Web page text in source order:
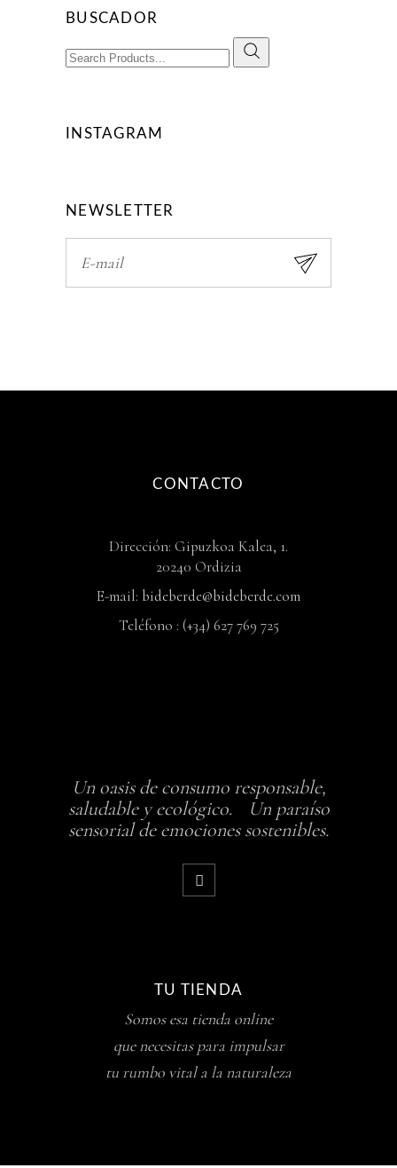
BUSCADOR
Search
for:
INSTAGRAM
NEWSLETTER
CONTACTO
Dirección: Gipuzkoa Kalea, 1.
20240 Ordizia
E-mail: bideberde@bideberde.com
Teléfono : (+34) 627 769 725
Un oasis de consumo responsable,
saludable y ecológico. Un paraíso
sensorial de emociones sostenibles.
TU TIENDA
Somos esa tienda online
que necesitas para impulsar
tu rumbo vital a la naturaleza